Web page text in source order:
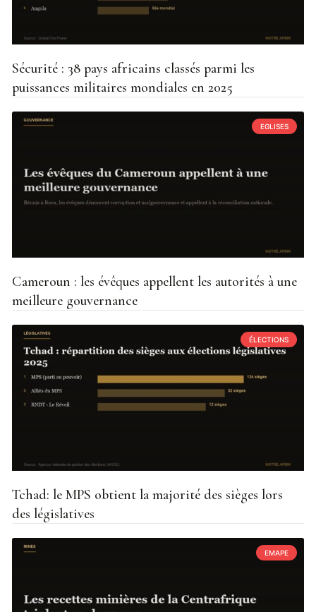
Sécurité : 38 pays africains classés parmi les
puissances militaires mondiales en 2025
EGLISES
Cameroun : les évêques appellent les autorités à une
meilleure gouvernance
ÉLECTIONS
Tchad: le MPS obtient la majorité des sièges lors
des législatives
EMAPE